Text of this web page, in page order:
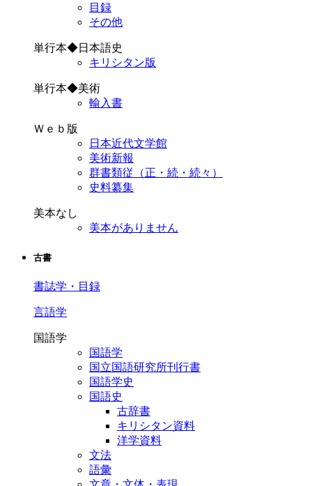
目録
その他
単行本◆日本語史
キリシタン版
単行本◆美術
輸入書
Ｗｅｂ版
日本近代文学館
美術新報
群書類従（正・続・続々）
史料纂集
美本なし
美本がありません
古書
書誌学・目録
言語学
国語学
国語学
国立国語研究所刊行書
国語学史
国語史
古辞書
キリシタン資料
洋学資料
文法
語彙